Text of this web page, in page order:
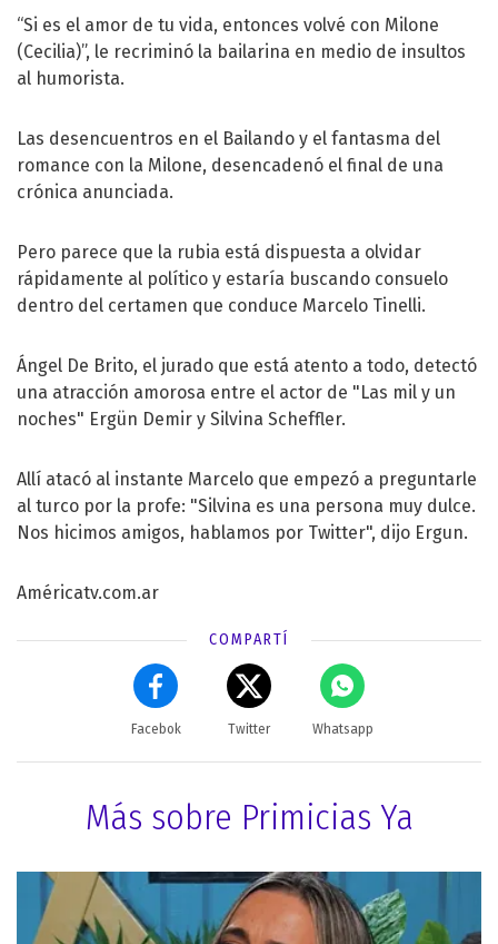
“Si es el amor de tu vida, entonces volvé con Milone
(Cecilia)”, le recriminó la bailarina en medio de insultos
al humorista.
Las desencuentros en el Bailando y el fantasma del
romance con la Milone, desencadenó el final de una
crónica anunciada.
Pero parece que la rubia está dispuesta a olvidar
rápidamente al político y estaría buscando consuelo
dentro del certamen que conduce Marcelo Tinelli.
Ángel De Brito, el jurado que está atento a todo, detectó
una atracción amorosa entre el actor de "Las mil y un
noches" Ergün Demir y Silvina Scheffler.
Allí atacó al instante Marcelo que empezó a preguntarle
al turco por la profe: "Silvina es una persona muy dulce.
Nos hicimos amigos, hablamos por Twitter", dijo Ergun.
Américatv.com.ar
COMPARTÍ
Facebok Twitter Whatsapp
Más sobre Primicias Ya